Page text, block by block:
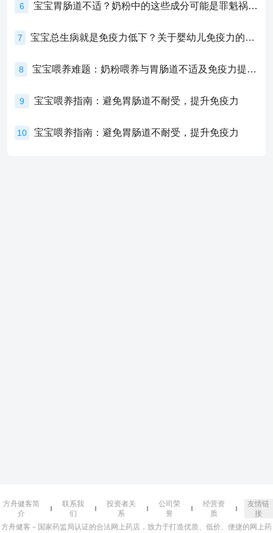
6 宝宝胃肠道不适？奶粉中的这些成分可能是罪魁祸首！
7 宝宝总生病就是免疫力低下？关于婴幼儿免疫力的真相，家长必须了解！
8 宝宝喂养难题：奶粉喂养与胃肠道不适及免疫力提升的奥秘
9 宝宝喂养指南：避免胃肠道不耐受，提升免疫力
10 宝宝喂养指南：避免胃肠道不耐受，提升免疫力
方舟健客简
介
联系我
们
投资者关
系
公司荣
誉
经营资
质
友情链
接
方舟健客－国家药监局认证的合法网上药店，致力于打造优质、低价、便捷的网上药